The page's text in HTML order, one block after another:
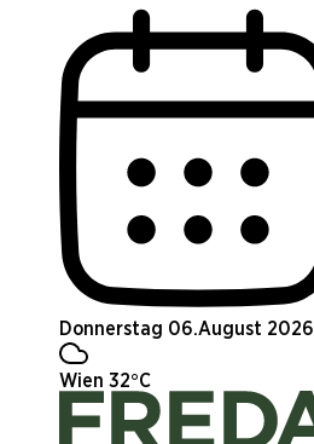
Donnerstag 06.August 2026
Wien 32°C